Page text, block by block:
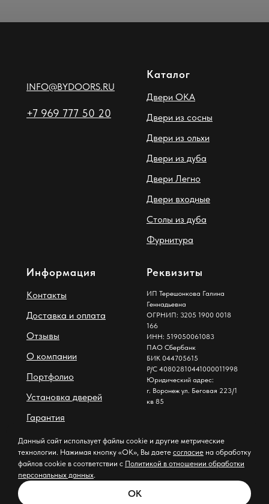
INFO@BYDOORS.RU
+7 969 777 50 20
Каталог
Двери ОКА
Двери из сосны
Двери из ольхи
Двери из дуба
Двери Легно
Двери входные
Столы из дуба
Фурнитура
Информация
Контакты
Доставка и оплата
Отзывы
О компании
Портфолио
Установка дверей
Гарантия
Блог
Реквизиты
ИП Терешонкова Галина
Геннадьевна
ОГРНИП: 3205 1900 0018
166
ИНН: 519050061083
ПАО Сбербанк
БИК 044705615
Р/С 40802810441000011998
Юридический адрес:
г. Воронеж ул. Беговая 223/1
кв 85
Согласие на обработку
персональных данных (включая cookie)
Данный сайт использует файлы cookie и другие метрические
технологии. Нажимая кнопку «ОК», Вы даете согласие на обработку
файлов cookie в соответствии с Политикой в отношении обработки
персональных данных.
ОК